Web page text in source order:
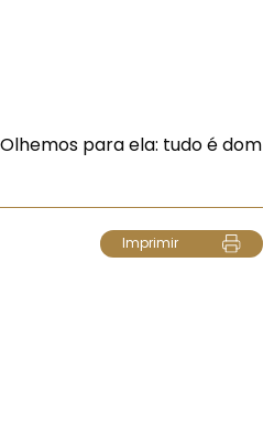
para ela: tudo é dom
Imprimir